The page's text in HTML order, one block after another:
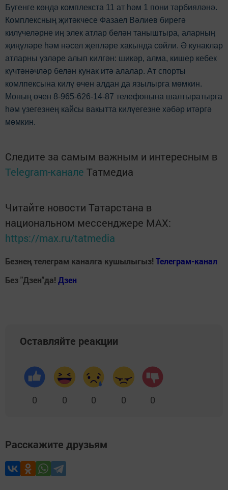
Бүгенге көндә комплекста 11 ат һәм 1 пони тәрбияләнә.
Комплексның җитәкчесе Фазаел Вәлиев бирегә
килүчеләрне иң элек атлар белән таныштыра, аларның
җиңүләре һәм нәсел җепләре хакында сөйли. Ә кунаклар
атларны үзләре алып килгән: шикәр, алма, кишер кебек
күчтәнәчләр белән кунак итә алалар. Ат спорты
комлпексына килү өчен алдан да язылырга мөмкин.
Моның өчен 8-965-626-14-87 телефонына шалтыратырга
һәм үзегезнең кайсы вакытта килүегезне хәбәр итәргә
мөмкин.
Следите за самым важным и интересным в
Telegram-канале Татмедиа
Читайте новости Татарстана в
национальном мессенджере MАХ:
https://max.ru/tatmedia
Безнең телеграм каналга кушылыгыз! Телеграм-канал
Без "Дзен"да! Дзен
Оставляйте реакции
0 0 0 0 0
Расскажите друзьям